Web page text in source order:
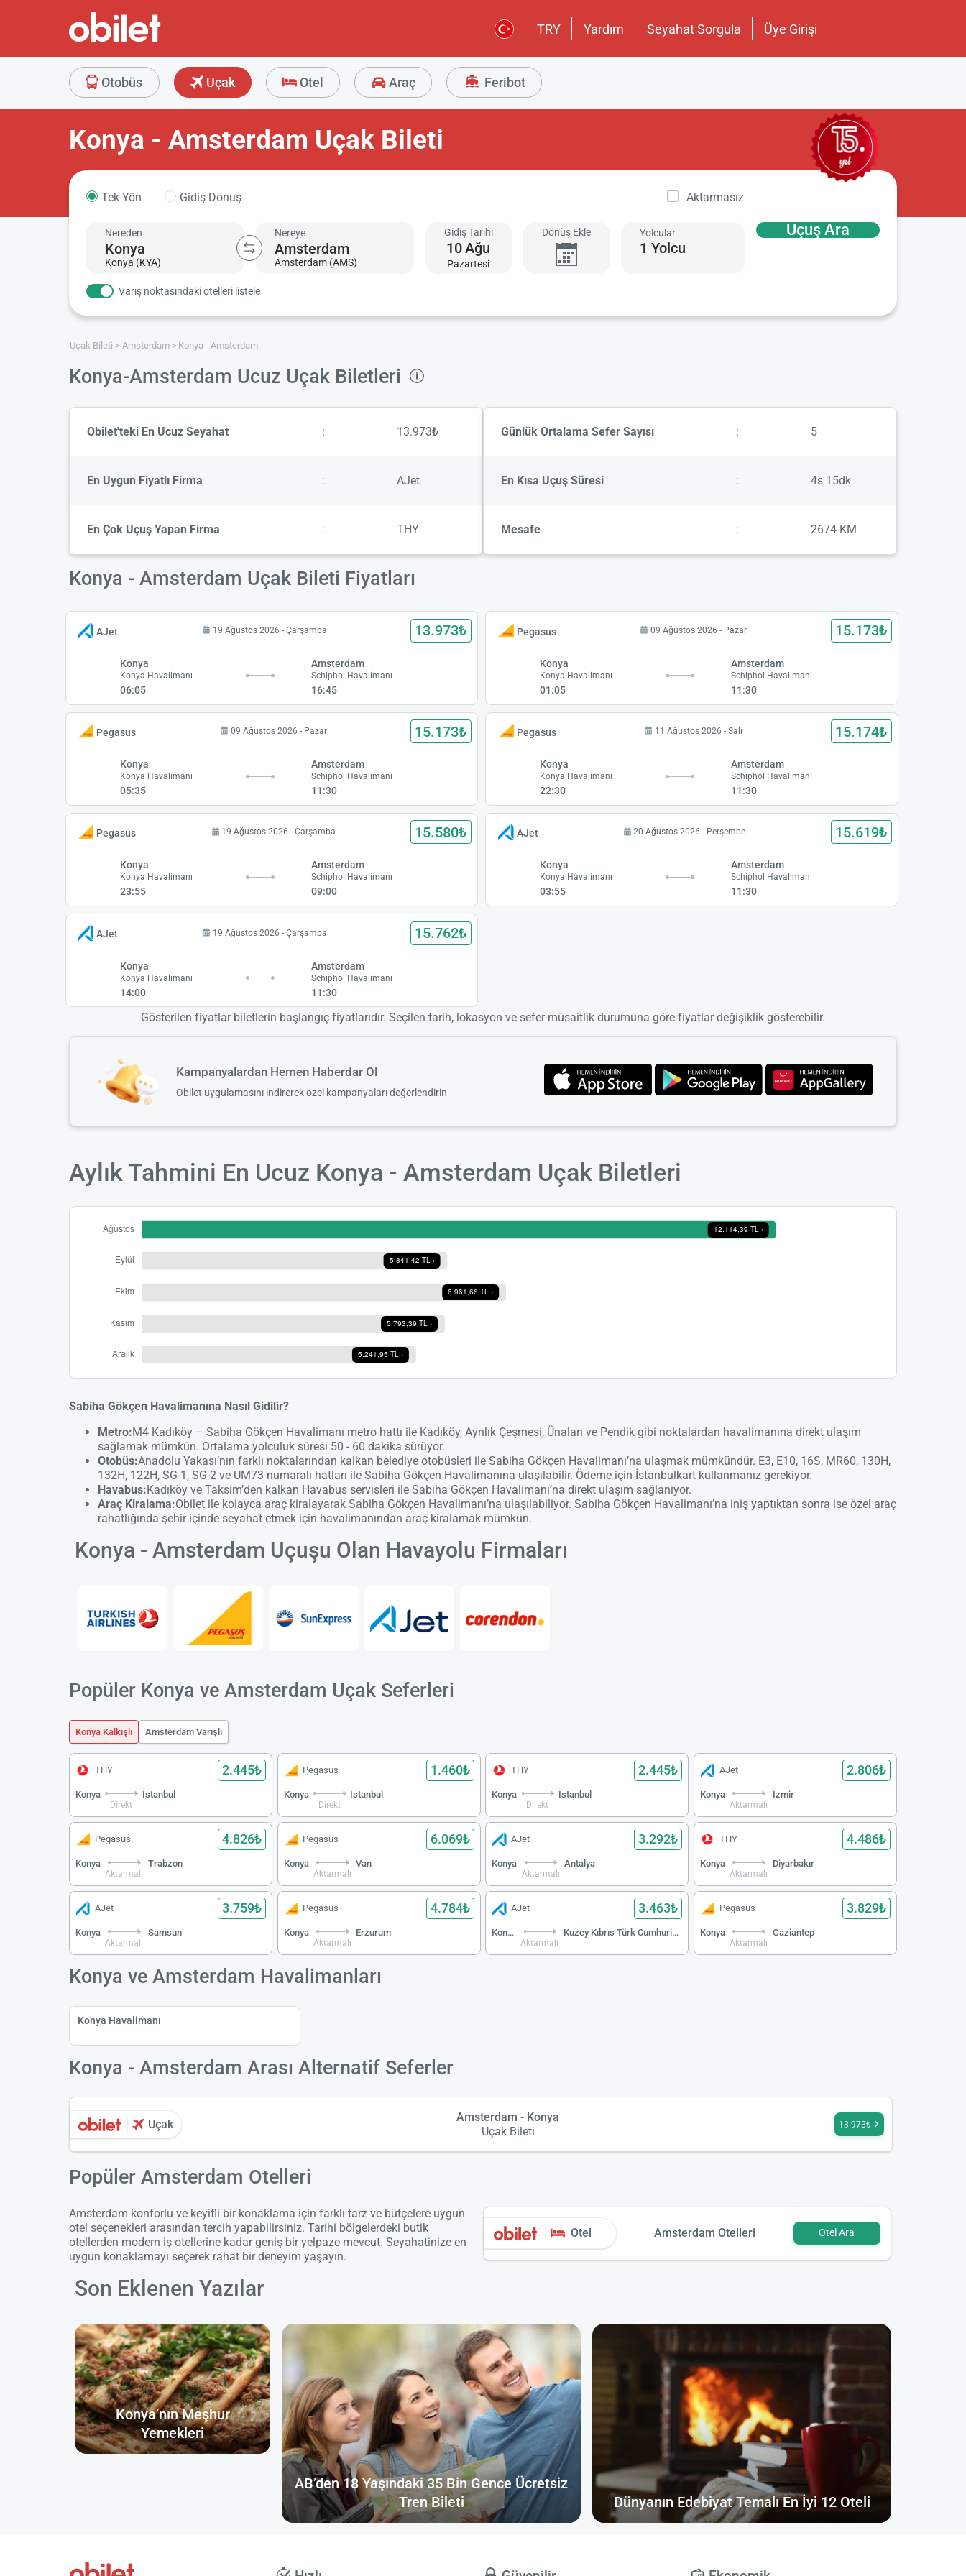
TRY Yardım Seyahat Sorgula Üye Girişi
Otobüs Uçak Otel Araç Feribot
Konya - Amsterdam Uçak Bileti
Tek Yön Gidiş-Dönüş Aktarmasız
Nereden
Konya (KYA)
Nereye
Amsterdam (AMS)
Gidiş Tarihi
10Ağu
Pazartesi
Dönüş Ekle Yolcular
1 Yolcu
Uçuş Ara
Varış noktasındaki otelleri listele
Uçak Bileti Amsterdam Konya - Amsterdam
Konya-Amsterdam Ucuz Uçak Biletleri
Obilet'teki En Ucuz Seyahat : 13.973₺
En Uygun Fiyatlı Firma : AJet
En Çok Uçuş Yapan Firma : THY
Günlük Ortalama Sefer Sayısı : 5
En Kısa Uçuş Süresi : 4s 15dk
Mesafe : 2674 KM
Konya - Amsterdam Uçak Bileti Fiyatları
AJet 19 Ağustos 2026 - Çarşamba 13.973₺
Konya
Konya Havalimanı
06:05
Amsterdam
Schiphol Havalimanı
16:45
Pegasus 09 Ağustos 2026 - Pazar 15.173₺
Konya
Konya Havalimanı
01:05
Amsterdam
Schiphol Havalimanı
11:30
Pegasus 09 Ağustos 2026 - Pazar 15.173₺
Konya
Konya Havalimanı
05:35
Amsterdam
Schiphol Havalimanı
11:30
Pegasus 11 Ağustos 2026 - Salı 15.174₺
Konya
Konya Havalimanı
22:30
Amsterdam
Schiphol Havalimanı
11:30
Pegasus 19 Ağustos 2026 - Çarşamba 15.580₺
Konya
Konya Havalimanı
23:55
Amsterdam
Schiphol Havalimanı
09:00
AJet 20 Ağustos 2026 - Perşembe 15.619₺
Konya
Konya Havalimanı
03:55
Amsterdam
Schiphol Havalimanı
11:30
AJet 19 Ağustos 2026 - Çarşamba 15.762₺
Konya
Konya Havalimanı
14:00
Amsterdam
Schiphol Havalimanı
11:30
Gösterilen fiyatlar biletlerin başlangıç fiyatlarıdır. Seçilen tarih, lokasyon ve sefer müsaitlik durumuna göre fiyatlar değişiklik gösterebilir.
Kampanyalardan Hemen Haberdar Ol
Obilet uygulamasını indirerek özel kampanyaları değerlendirin
Aylık Tahmini En Ucuz Konya - Amsterdam Uçak Biletleri
Sabiha Gökçen Havalimanına Nasıl Gidilir?
Metro:M4 Kadıköy – Sabiha Gökçen Havalimanı metro hattı ile Kadıköy, Ayrılık Çeşmesi, Ünalan ve Pendik gibi noktalardan havalimanına direkt ulaşım
sağlamak mümkün. Ortalama yolculuk süresi 50 - 60 dakika sürüyor.
Otobüs:Anadolu Yakası’nın farklı noktalarından kalkan belediye otobüsleri ile Sabiha Gökçen Havalimanı’na ulaşmak mümkündür. E3, E10, 16S, MR60, 130H,
132H, 122H, SG-1, SG-2 ve UM73 numaralı hatları ile Sabiha Gökçen Havalimanına ulaşılabilir. Ödeme için İstanbulkart kullanmanız gerekiyor.
Havabus:Kadıköy ve Taksim’den kalkan Havabus servisleri ile Sabiha Gökçen Havalimanı’na direkt ulaşım sağlanıyor.
Araç Kiralama:Obilet ile kolayca araç kiralayarak Sabiha Gökçen Havalimanı’na ulaşılabiliyor. Sabiha Gökçen Havalimanı’na iniş yaptıktan sonra ise özel araç
rahatlığında şehir içinde seyahat etmek için havalimanından araç kiralamak mümkün.
Konya - Amsterdam Uçuşu Olan Havayolu Firmaları
Popüler Konya ve Amsterdam Uçak Seferleri
Konya Kalkışlı Amsterdam Varışlı
THY 2.445₺
Konya
Direkt
İstanbul
Pegasus 1.460₺
Konya
Direkt
İstanbul
THY 2.445₺
Konya
Direkt
İstanbul
AJet 2.806₺
Konya
Aktarmalı
İzmir
Pegasus 4.826₺
Konya
Aktarmalı
Trabzon
Pegasus 6.069₺
Konya
Aktarmalı
Van
AJet 3.292₺
Konya
Aktarmalı
Antalya
THY 4.486₺
Konya
Aktarmalı
Diyarbakır
AJet 3.759₺
Konya
Aktarmalı
Samsun
Pegasus 4.784₺
Konya
Aktarmalı
Erzurum
AJet 3.463₺
Konya
Aktarmalı
Kuzey Kıbrıs Türk Cumhuriyeti
Pegasus 3.829₺
Konya
Aktarmalı
Gaziantep
Konya ve Amsterdam Havalimanları
Konya Havalimanı
Konya - Amsterdam Arası Alternatif Seferler
Uçak
Amsterdam - Konya
Uçak Bileti
13.973₺
Popüler Amsterdam Otelleri
Amsterdam konforlu ve keyifli bir konaklama için farklı tarz ve bütçelere uygun
otel seçenekleri arasından tercih yapabilirsiniz. Tarihi bölgelerdeki butik
otellerden modern iş otellerine kadar geniş bir yelpaze mevcut. Seyahatinize en
uygun konaklamayı seçerek rahat bir deneyim yaşayın.
Otel Amsterdam Otelleri Otel Ara
Son Eklenen Yazılar
Konya’nın Meşhur
Yemekleri
AB’den 18 Yaşındaki 35 Bin Gence Ücretsiz
Tren Bileti
Dünyanın Edebiyat Temalı En İyi 12 Oteli